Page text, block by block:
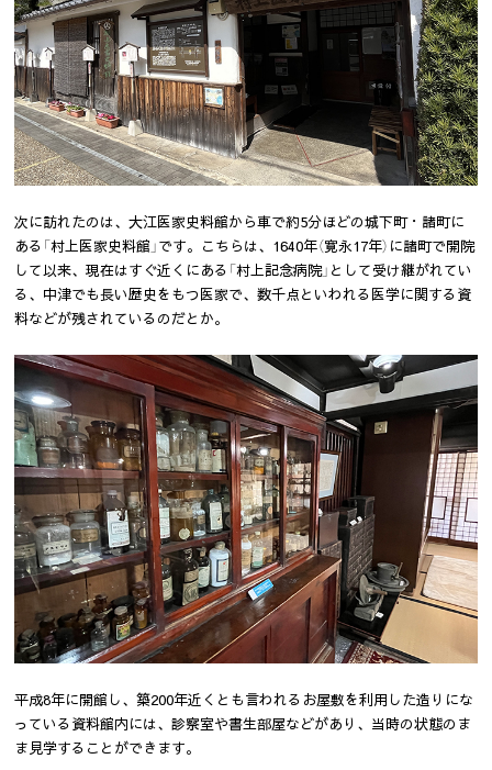
次に訪れたのは、大江医家史料館から車で約5分ほどの城下町・諸町に
ある「村上医家史料館」です。こちらは、1640年（寛永17年）に諸町で開院
して以来、現在はすぐ近くにある「村上記念病院」として受け継がれてい
る、中津でも長い歴史をもつ医家で、数千点といわれる医学に関する資
料などが残されているのだとか。
平成8年に開館し、築200年近くとも言われるお屋敷を利用した造りにな
っている資料館内には、診察室や書生部屋などがあり、当時の状態のま
ま見学することができます。